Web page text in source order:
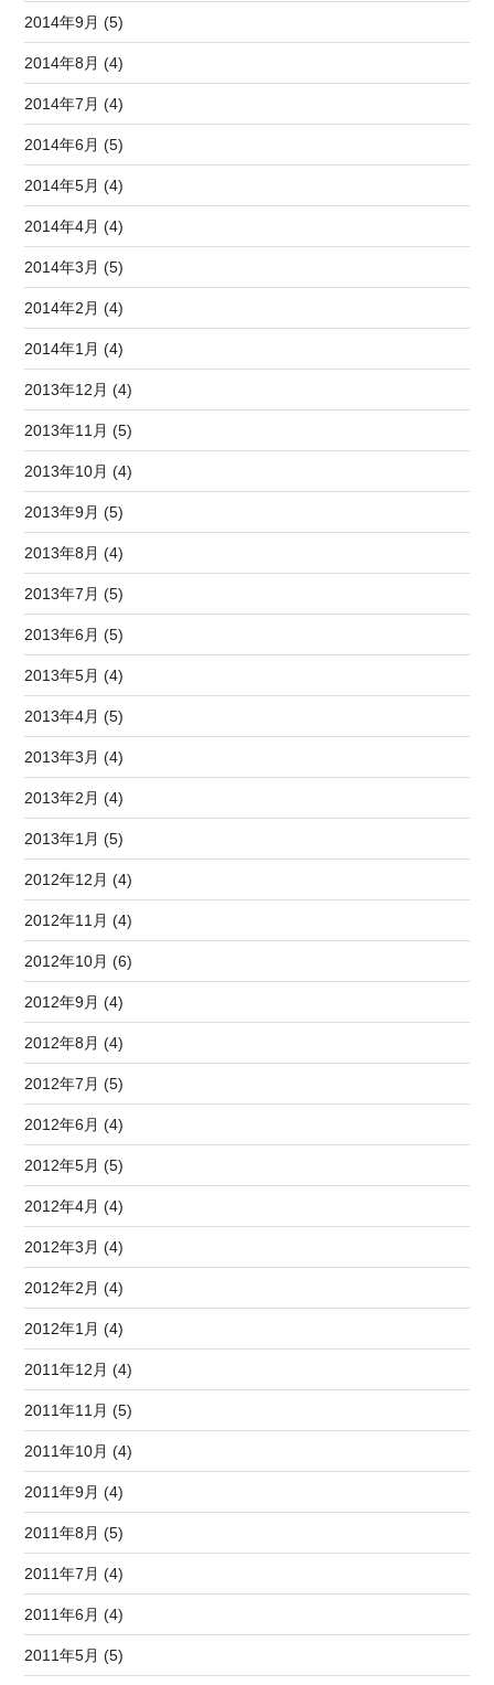
2014年9月 (5)
2014年8月 (4)
2014年7月 (4)
2014年6月 (5)
2014年5月 (4)
2014年4月 (4)
2014年3月 (5)
2014年2月 (4)
2014年1月 (4)
2013年12月 (4)
2013年11月 (5)
2013年10月 (4)
2013年9月 (5)
2013年8月 (4)
2013年7月 (5)
2013年6月 (5)
2013年5月 (4)
2013年4月 (5)
2013年3月 (4)
2013年2月 (4)
2013年1月 (5)
2012年12月 (4)
2012年11月 (4)
2012年10月 (6)
2012年9月 (4)
2012年8月 (4)
2012年7月 (5)
2012年6月 (4)
2012年5月 (5)
2012年4月 (4)
2012年3月 (4)
2012年2月 (4)
2012年1月 (4)
2011年12月 (4)
2011年11月 (5)
2011年10月 (4)
2011年9月 (4)
2011年8月 (5)
2011年7月 (4)
2011年6月 (4)
2011年5月 (5)